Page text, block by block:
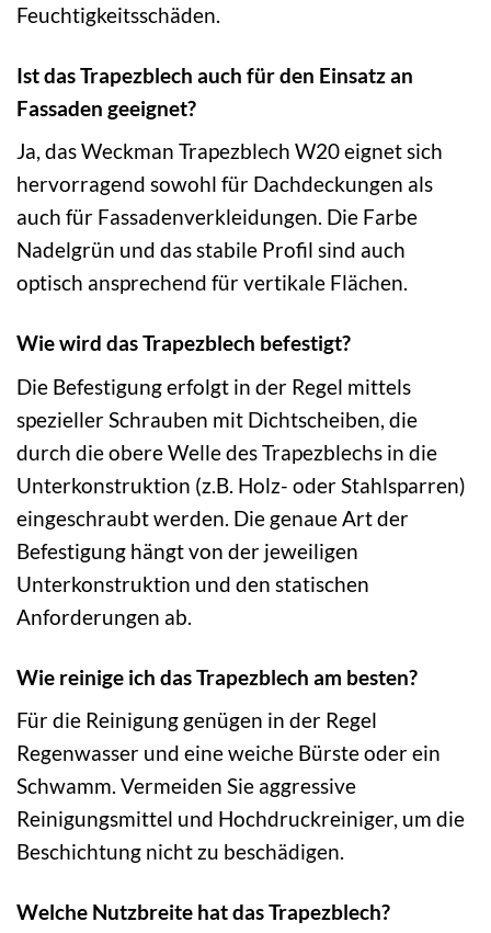
Feuchtigkeitsschäden.
Ist das Trapezblech auch für den Einsatz an
Fassaden geeignet?
Ja, das Weckman Trapezblech W20 eignet sich
hervorragend sowohl für Dachdeckungen als
auch für Fassadenverkleidungen. Die Farbe
Nadelgrün und das stabile Profil sind auch
optisch ansprechend für vertikale Flächen.
Wie wird das Trapezblech befestigt?
Die Befestigung erfolgt in der Regel mittels
spezieller Schrauben mit Dichtscheiben, die
durch die obere Welle des Trapezblechs in die
Unterkonstruktion (z.B. Holz- oder Stahlsparren)
eingeschraubt werden. Die genaue Art der
Befestigung hängt von der jeweiligen
Unterkonstruktion und den statischen
Anforderungen ab.
Wie reinige ich das Trapezblech am besten?
Für die Reinigung genügen in der Regel
Regenwasser und eine weiche Bürste oder ein
Schwamm. Vermeiden Sie aggressive
Reinigungsmittel und Hochdruckreiniger, um die
Beschichtung nicht zu beschädigen.
Welche Nutzbreite hat das Trapezblech?